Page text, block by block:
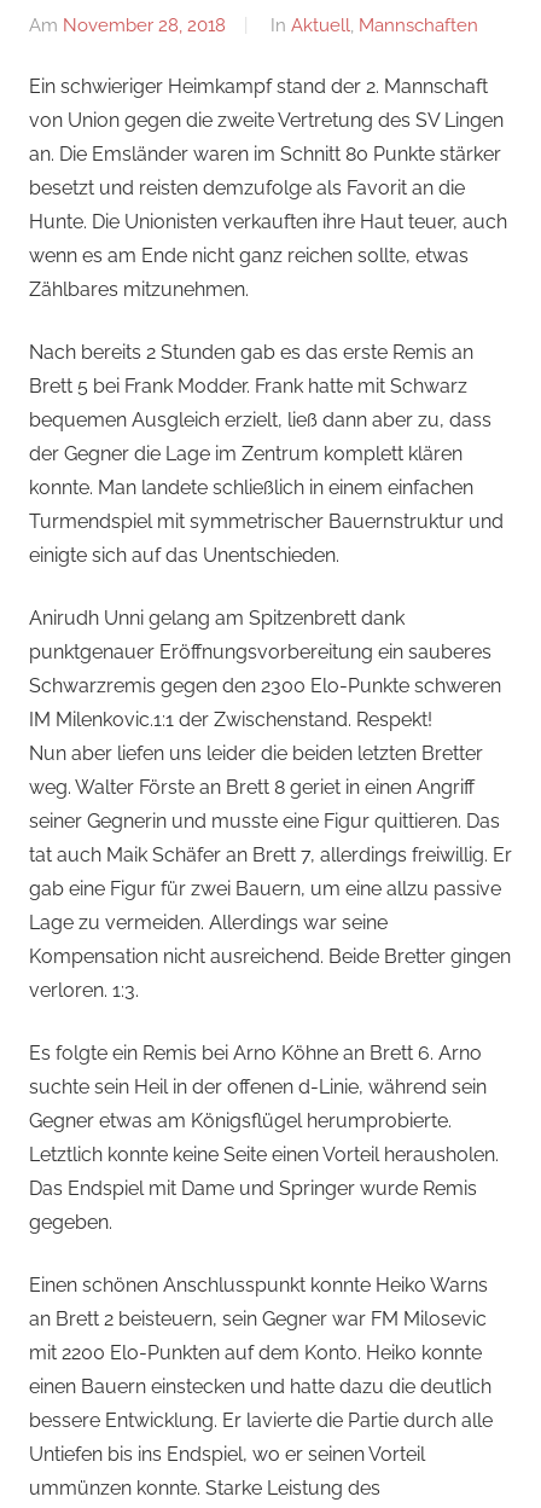
Am November 28, 2018
Von
In Aktuell, Mannschaften
Ein schwieriger Heimkampf stand der 2. Mannschaft
von Union gegen die zweite Vertretung des SV Lingen
an. Die Emsländer waren im Schnitt 80 Punkte stärker
besetzt und reisten demzufolge als Favorit an die
Hunte. Die Unionisten verkauften ihre Haut teuer, auch
wenn es am Ende nicht ganz reichen sollte, etwas
Zählbares mitzunehmen.
Nach bereits 2 Stunden gab es das erste Remis an
Brett 5 bei Frank Modder. Frank hatte mit Schwarz
bequemen Ausgleich erzielt, ließ dann aber zu, dass
der Gegner die Lage im Zentrum komplett klären
konnte. Man landete schließlich in einem einfachen
Turmendspiel mit symmetrischer Bauernstruktur und
einigte sich auf das Unentschieden.
Anirudh Unni gelang am Spitzenbrett dank
punktgenauer Eröffnungsvorbereitung ein sauberes
Schwarzremis gegen den 2300 Elo-Punkte schweren
IM Milenkovic.1:1 der Zwischenstand. Respekt!
Nun aber liefen uns leider die beiden letzten Bretter
weg. Walter Förste an Brett 8 geriet in einen Angriff
seiner Gegnerin und musste eine Figur quittieren. Das
tat auch Maik Schäfer an Brett 7, allerdings freiwillig. Er
gab eine Figur für zwei Bauern, um eine allzu passive
Lage zu vermeiden. Allerdings war seine
Kompensation nicht ausreichend. Beide Bretter gingen
verloren. 1:3.
Es folgte ein Remis bei Arno Köhne an Brett 6. Arno
suchte sein Heil in der offenen d-Linie, während sein
Gegner etwas am Königsflügel herumprobierte.
Letztlich konnte keine Seite einen Vorteil herausholen.
Das Endspiel mit Dame und Springer wurde Remis
gegeben.
Einen schönen Anschlusspunkt konnte Heiko Warns
an Brett 2 beisteuern, sein Gegner war FM Milosevic
mit 2200 Elo-Punkten auf dem Konto. Heiko konnte
einen Bauern einstecken und hatte dazu die deutlich
bessere Entwicklung. Er lavierte die Partie durch alle
Untiefen bis ins Endspiel, wo er seinen Vorteil
ummünzen konnte. Starke Leistung des